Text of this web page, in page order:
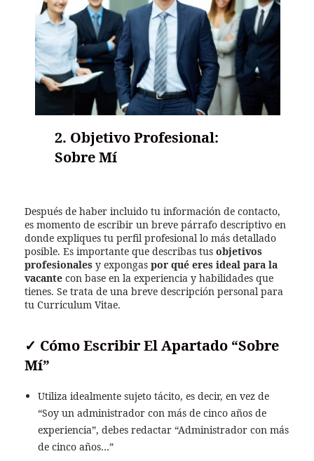
2. Objetivo Profesional:
Sobre Mí
Después de haber incluido tu información de contacto,
es momento de escribir un breve párrafo descriptivo en
donde expliques tu perfil profesional lo más detallado
posible. Es importante que describas tus objetivos
profesionales y expongas por qué eres ideal para la
vacante con base en la experiencia y habilidades que
tienes. Se trata de una breve descripción personal para
tu Curriculum Vitae.
✓ Cómo Escribir El Apartado “Sobre
Mí”
Utiliza idealmente sujeto tácito, es decir, en vez de
“Soy un administrador con más de cinco años de
experiencia”, debes redactar “Administrador con más
de cinco años…”